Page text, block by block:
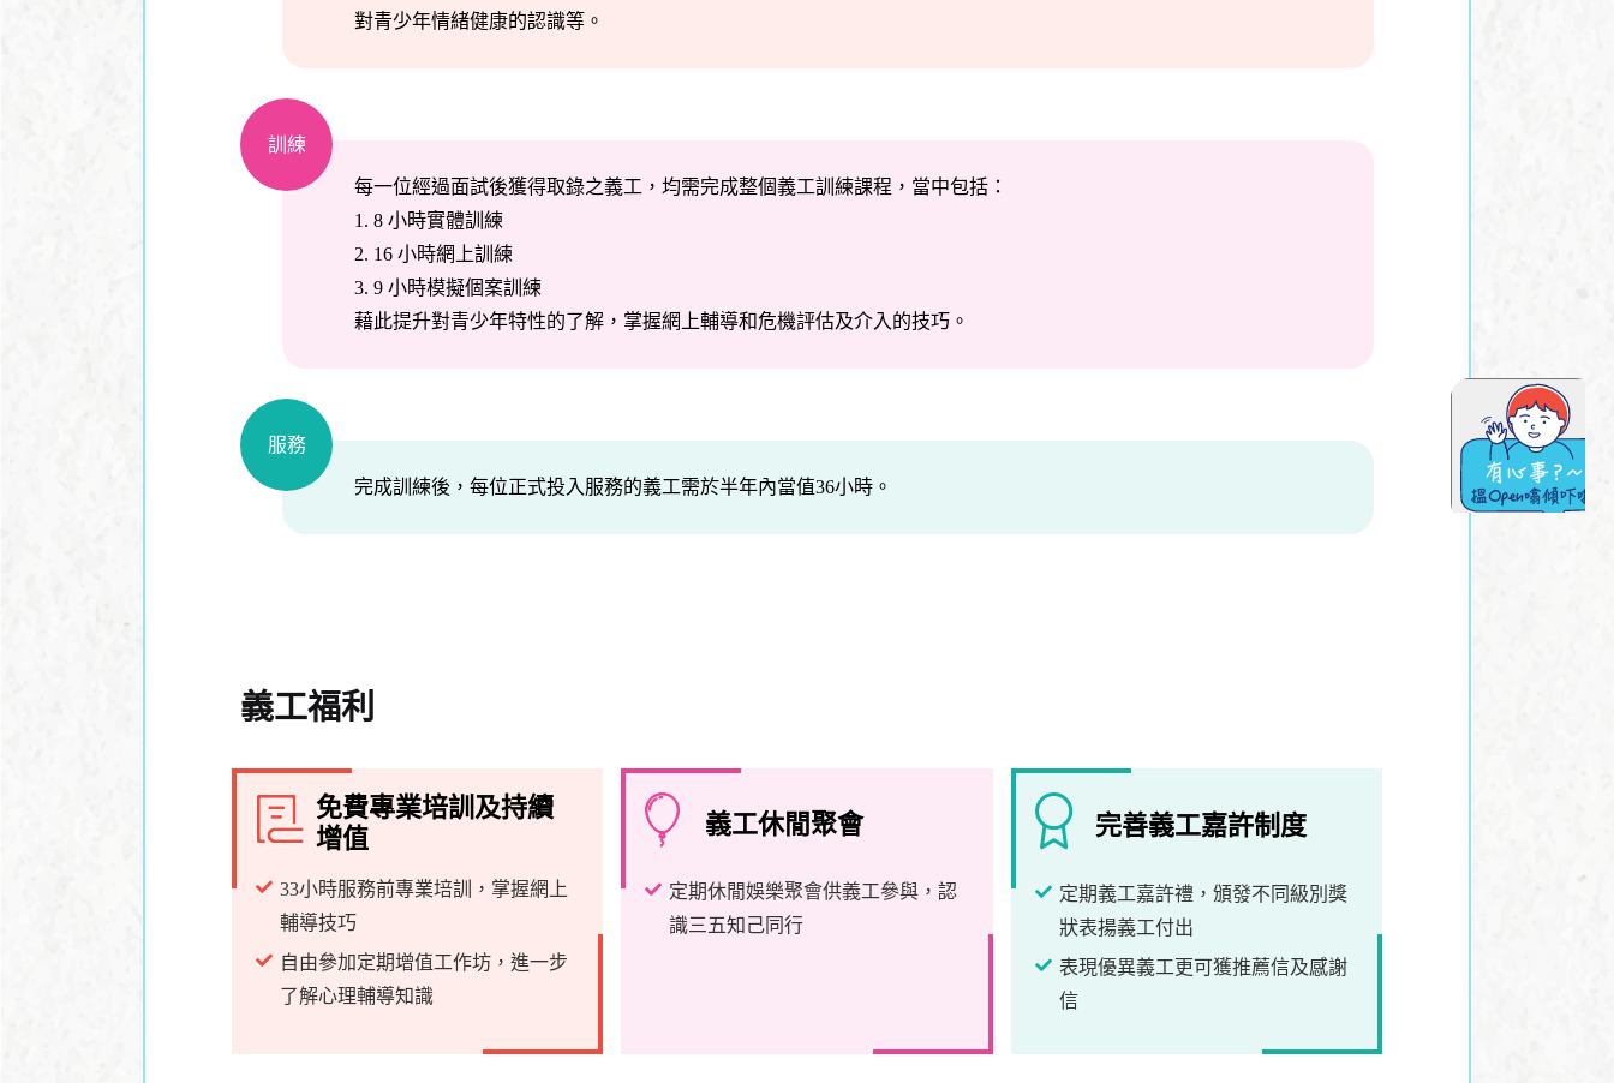
對青少年情緒健康的認識等。
訓練
每一位經過面試後獲得取錄之義工，均需完成整個義工訓練課程，當中包括：
1. 8 小時實體訓練
2. 16 小時網上訓練
3. 9 小時模擬個案訓練
藉此提升對青少年特性的了解，掌握網上輔導和危機評估及介入的技巧。
服務
完成訓練後，每位正式投入服務的義工需於半年內當值36小時。
義工福利
免費專業培訓及持續
增值
33小時服務前專業培訓，掌握網上
輔導技巧
自由參加定期增值工作坊，進一步
了解心理輔導知識
義工休閒聚會
定期休閒娛樂聚會供義工參與，認
識三五知己同行
完善義工嘉許制度
定期義工嘉許禮，頒發不同級別獎
狀表揚義工付出
表現優異義工更可獲推薦信及感謝
信